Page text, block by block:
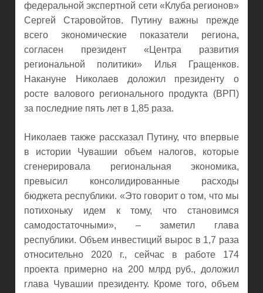
федеральной экспертной сети «Клуба регионов»
Сергей Старовойтов. Путину важны прежде
всего экономические показатели региона,
согласен президент «Центра развития
региональной политики» Илья Гращенков.
Накануне Николаев доложил президенту о
росте валового регионального продукта (ВРП)
за последние пять лет в 1,85 раза.
Николаев также рассказал Путину, что впервые
в истории Чувашии объем налогов, которые
сгенерировала региональная экономика,
превысил консолидированные расходы
бюджета республики. «Это говорит о том, что мы
потихоньку идем к тому, что становимся
самодостаточными», – заметил глава
республики. Объем инвестиций вырос в 1,7 раза
относительно 2020 г., сейчас в работе 174
проекта примерно на 200 млрд руб., доложил
глава Чувашии президенту. Кроме того, объем